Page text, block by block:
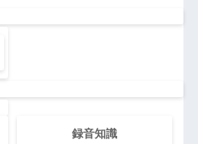
録音知識